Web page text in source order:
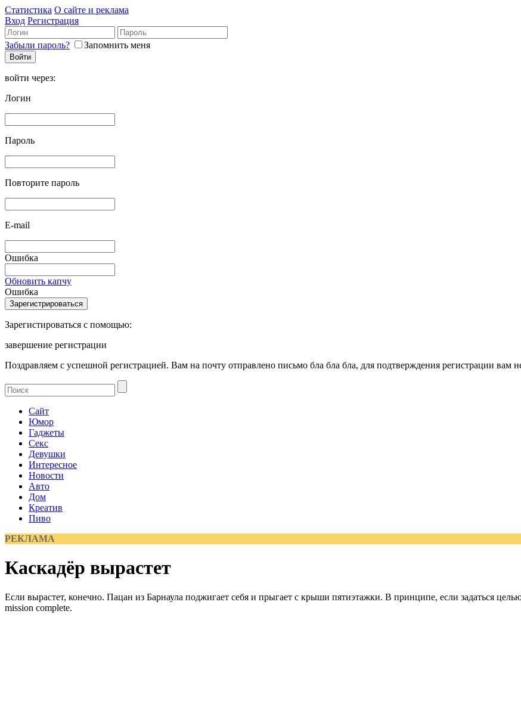
Статистика О сайте и реклама
Вход Регистрация
Забыли пароль? Запомнить меня
войти через:
Логин
Пароль
Повторите пароль
E-mail
Ошибка
Обновить капчу
Ошибка
Зарегистироваться с помощью:
завершение регистрации
Поздравляем с успешной регистрацией. Вам на почту отправлено письмо бла бла бла, для подтверждения регистрации вам
Сайт
Юмор
Гаджеты
Секс
Девушки
Интересное
Новости
Авто
Дом
Креатив
Пиво
РЕКЛАМА
Каскадёр вырастет
Если вырастет, конечно. Пацан из Барнаула поджигает себя и прыгает с крыши пятиэтажки. В принципе, если задаться
mission complete.